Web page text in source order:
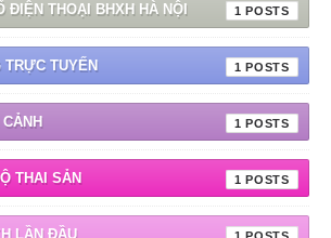
ĐIỆN THOẠI BHXH HÀ NỘI 1
TRỰC TUYẾN 1
1
THAI SẢN 1
LẦN ĐẦU